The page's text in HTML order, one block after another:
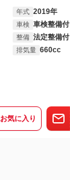
年式 2019年
車検 車検整備付
整備 法定整備付
排気量 660cc
お気に入り